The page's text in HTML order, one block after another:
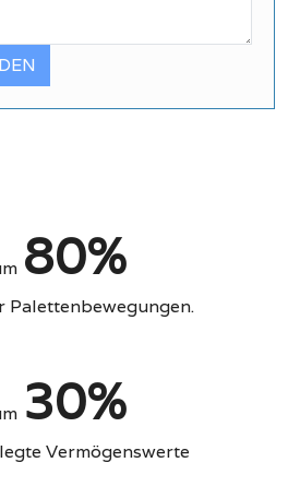
80%
Palettenbewegungen.
30%
Vermögenswerte